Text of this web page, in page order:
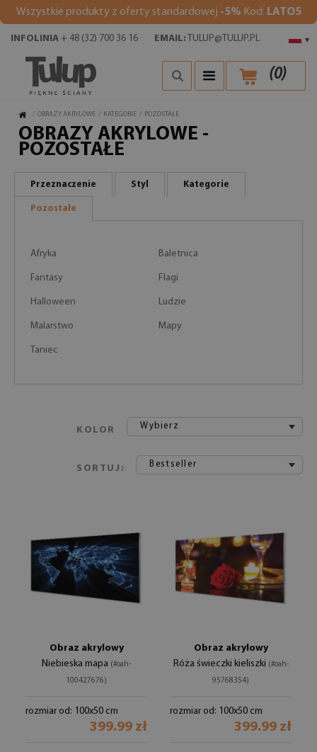
Wszystkie produkty z oferty standardowej -5% Kod: LATO5
▾
INFOLINIA + 48 (32) 700 36 16 EMAIL: TULUP@TULUP.PL
(0)
/ OBRAZY AKRYLOWE / KATEGORIE / POZOSTAŁE
OBRAZY AKRYLOWE -
POZOSTAŁE
Przeznaczenie Styl Kategorie
Pozostałe
Afryka Baletnica
Fantasy Flagi
Halloween Ludzie
Malarstwo Mapy
Taniec
KOLOR Wybierz
SORTUJ: Bestseller
Obraz akrylowy
Niebieska mapa (#oah-
100427676)
rozmiar od: 100x50 cm
399.99 zł
Obraz akrylowy
Róża świeczki kieliszki (#oah-
95768354)
rozmiar od: 100x50 cm
399.99 zł